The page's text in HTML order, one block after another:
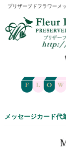
プリザーブドフラワーメ
メッセージカード代